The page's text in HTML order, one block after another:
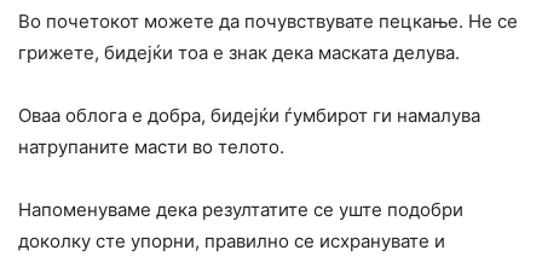
Во почетокот можете да почувствувате пецкање. Не се
грижете, бидејќи тоа е знак дека маската делува.
Оваа облога е добра, бидејќи ѓумбирот ги намалува
натрупаните масти во телото.
Напоменуваме дека резултатите се уште подобри
доколку сте упорни, правилно се исхранувате и